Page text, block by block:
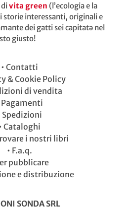
divita green (l’ecologia e la
storie interessanti, originali e
dei gatti sei capitatə nel
giusto!
• Contatti
& Cookie Policy
di vendita
Pagamenti
Spedizioni
Cataloghi
i nostri libri
• F.a.q.
pubblicare
e distribuzione
SONDA SRL